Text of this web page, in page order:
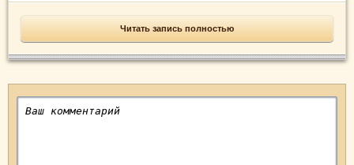
Читать запись полностью